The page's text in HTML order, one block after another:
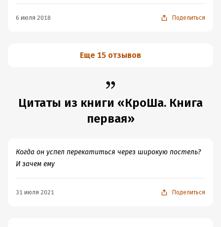
гранату" Ну, смешно это всё, ей богу.
6 июля 2018 Поделиться
Еще 15 отзывов
Цитаты из книги «КроШа. Книга
первая»
Когда он успел перекатиться через широкую постель?
И зачем ему
31 июля 2021 Поделиться